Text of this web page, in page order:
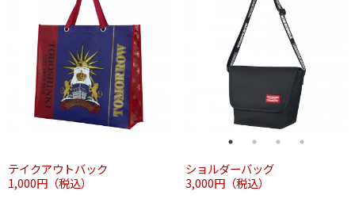
テイクアウトバック
1,000円（税込）
ショルダーバッグ
3,000円（税込）